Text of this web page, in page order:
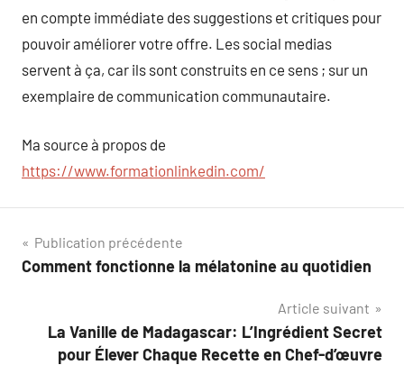
en compte immédiate des suggestions et critiques pour
pouvoir améliorer votre offre. Les social medias
servent à ça, car ils sont construits en ce sens ; sur un
exemplaire de communication communautaire.
Ma source à propos de
https://www.formationlinkedin.com/
Navigation
de
Publication précédente
Comment fonctionne la mélatonine au quotidien
Article suivant
La Vanille de Madagascar: L’Ingrédient Secret
pour Élever Chaque Recette en Chef-d’œuvre